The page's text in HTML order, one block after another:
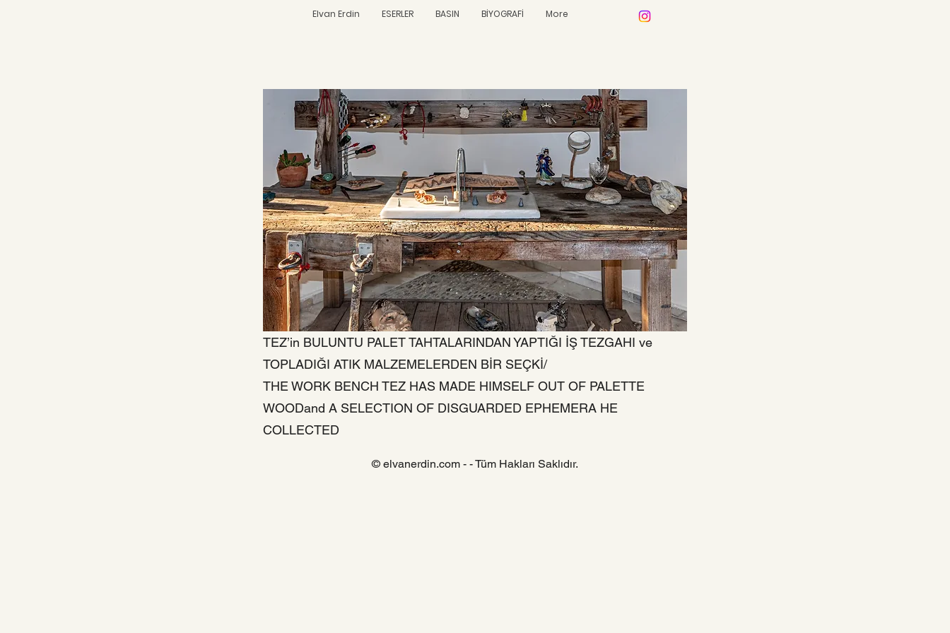
Elvan Erdin ESERLER BASIN BİYOGRAFİ More
TEZ’in BULUNTU PALET TAHTALARINDAN YAPTIĞI İŞ TEZGAHI ve
TOPLADIĞI ATIK MALZEMELERDEN BİR SEÇKİ/
THE WORK BENCH TEZ HAS MADE HIMSELF OUT OF PALETTE
WOODand A SELECTION OF DISGUARDED EPHEMERA HE
COLLECTED
© elvanerdin.com - - Tüm Hakları Saklıdır.